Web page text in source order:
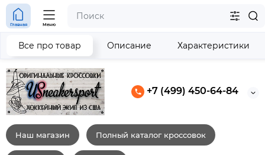
+7 (499) 450-64-84
Главная Меню
Наш магазин Полный каталог кроссовок
Все про товар Описание Характеристики